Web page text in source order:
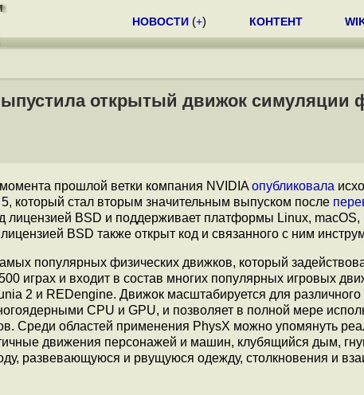
НОВОСТИ (+) КОНТЕНТ
открытый движок симуляции
прошлой ветки компания NVIDIA опубликовала
который стал вторым значительным выпуском после
лицензией BSD и поддерживает платформы Linux,
BSD также открыт код и связанного с ним
популярных физических движков, который
играх и входит в состав многих популярных игровых
2 и REDengine. Движок масштабируется для
CPU и GPU, и позволяет в полной мере
Среди областей применения PhysX можно упомянуть
движения персонажей и машин, клубящийся дым,
развевающуюся и рвущуюся одежду, столкновения и